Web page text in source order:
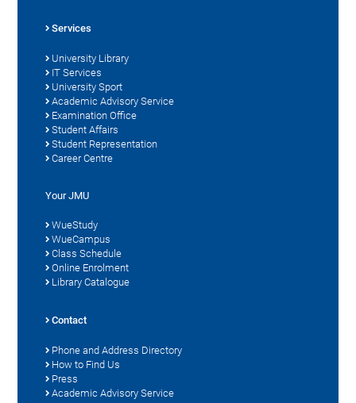
Services
University Library
IT Services
University Sport
Academic Advisory Service
Examination Office
Student Affairs
Student Representation
Career Centre
Your JMU
WueStudy
WueCampus
Class Schedule
Online Enrolment
Library Catalogue
Contact
Phone and Address Directory
How to Find Us
Press
Academic Advisory Service